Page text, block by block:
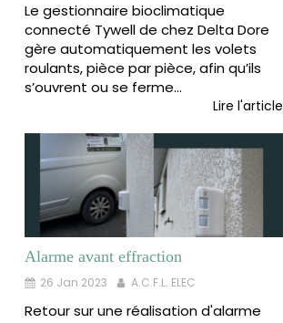
Le gestionnaire bioclimatique
connecté Tywell de chez Delta Dore
gère automatiquement les volets
roulants, pièce par pièce, afin qu’ils
s’ouvrent ou se ferme...
Lire l'article
Alarme avant effraction
26 Jan 2023 A.C.F.L. ELEC
Retour sur une réalisation d'alarme